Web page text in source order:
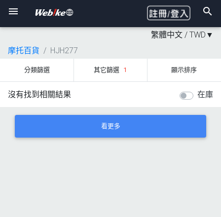
繁體中文 / TWD ▼
摩托百貨
HJH277
分類篩選 其它篩選 1 顯示排序
沒有找到相關結果 在庫
看更多